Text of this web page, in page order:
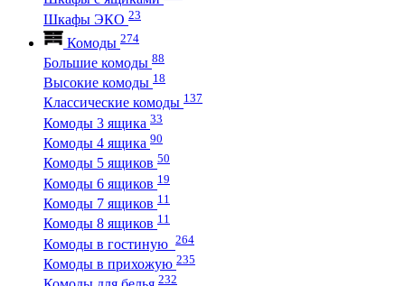
Шкафы ЭКО 23
Комоды 274
Большие комоды 88
Высокие комоды 18
Классические комоды 137
Комоды 3 ящика 33
Комоды 4 ящика 90
Комоды 5 ящиков 50
Комоды 6 ящиков 19
Комоды 7 ящиков 11
Комоды 8 ящиков 11
Комоды в гостиную 264
Комоды в прихожую 235
232